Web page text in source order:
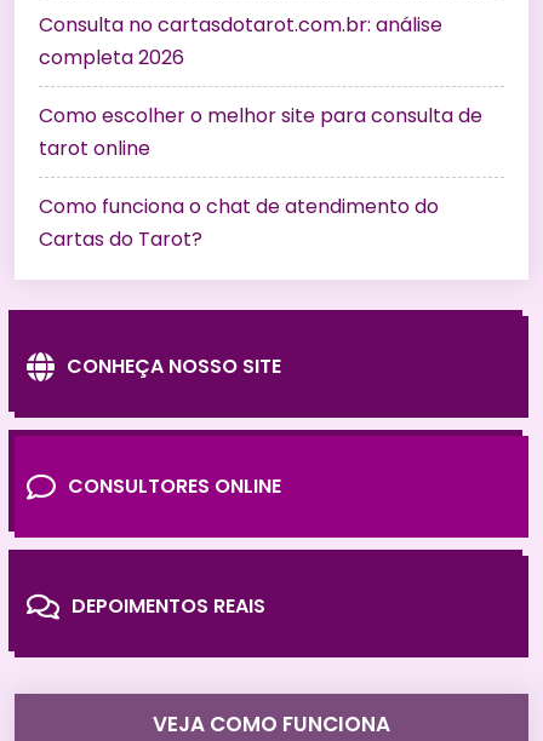
Consulta no cartasdotarot.com.br: análise
completa 2026
Como escolher o melhor site para consulta de
tarot online
Como funciona o chat de atendimento do
Cartas do Tarot?
CONHEÇA NOSSO SITE
CONSULTORES ONLINE
DEPOIMENTOS REAIS
VEJA COMO FUNCIONA